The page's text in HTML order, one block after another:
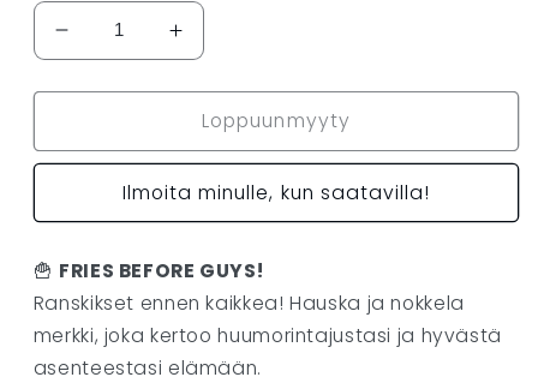
Vähennä
tuotteen
Silitysmerkki
FRIES
GUYS!
määrää
Lisää
tuotteen
Silitysmerkki
FRIES
GUYS!
määrää
Loppuunmyyty
Ilmoita minulle, kun saatavilla!
🍟 FRIES BEFORE GUYS!
Ranskikset ennen kaikkea! Hauska ja nokkela
merkki, joka kertoo huumorintajustasi ja hyvästä
asenteestasi elämään.